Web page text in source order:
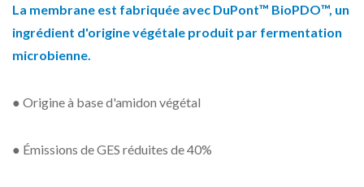
La membrane est fabriquée avec DuPont™ BioPDO™, un
ingrédient d'origine végétale produit par fermentation
microbienne.
● Origine à base d'amidon végétal
● Émissions de GES réduites de 40%